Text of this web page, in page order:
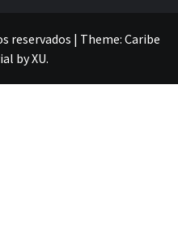
reservados | Theme: Caribe
byXU.